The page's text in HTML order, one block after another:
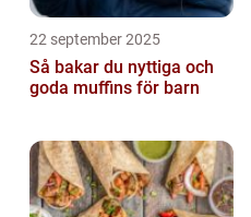
22 september 2025
Så bakar du nyttiga och
goda muffins för barn